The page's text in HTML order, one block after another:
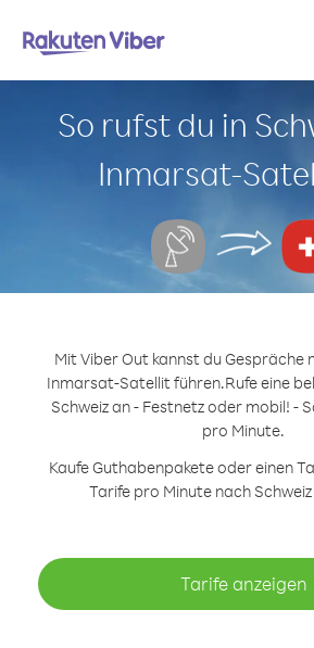
So rufst du in
Inmarsat-
Mit Viber Out kannst du Gespräche
Inmarsat-Satellit führen.Rufe eine
Schweiz an - Festnetz oder mobil! -
pro Minute.
Kaufe Guthabenpakete oder einen
Tarife pro Minute nach
Tarife anzeigen